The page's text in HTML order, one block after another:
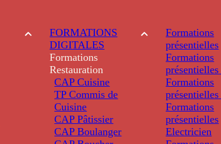
FORMATIONS
DIGITALES
Formations
Restauration
CAP Cuisine
TP Commis de
Cuisine
CAP Pâtissier
CAP Boulanger
Formations
présentielles
Formations
présentielles
Formations
présentielles
Formations
présentielles
Electricien